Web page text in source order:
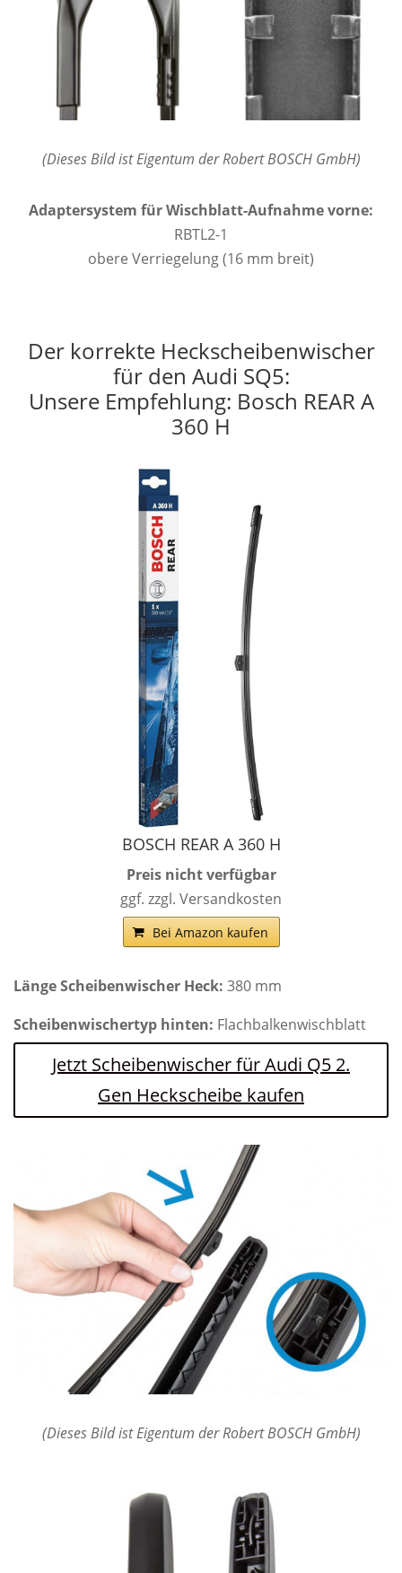
(Dieses Bild ist Eigentum der Robert BOSCH GmbH)
Adaptersystem für Wischblatt-Aufnahme vorne:
RBTL2-1
obere Verriegelung (16 mm breit)
Der korrekte Heckscheibenwischer
für den Audi SQ5:
Unsere Empfehlung: Bosch REAR A
360 H
BOSCH REAR A 360 H
Preis nicht verfügbar
ggf. zzgl. Versandkosten
Bei Amazon kaufen
Länge Scheibenwischer Heck: 380 mm
Scheibenwischertyp hinten: Flachbalkenwischblatt
Jetzt Scheibenwischer für Audi Q5 2.
Gen Heckscheibe kaufen
(Dieses Bild ist Eigentum der Robert BOSCH GmbH)